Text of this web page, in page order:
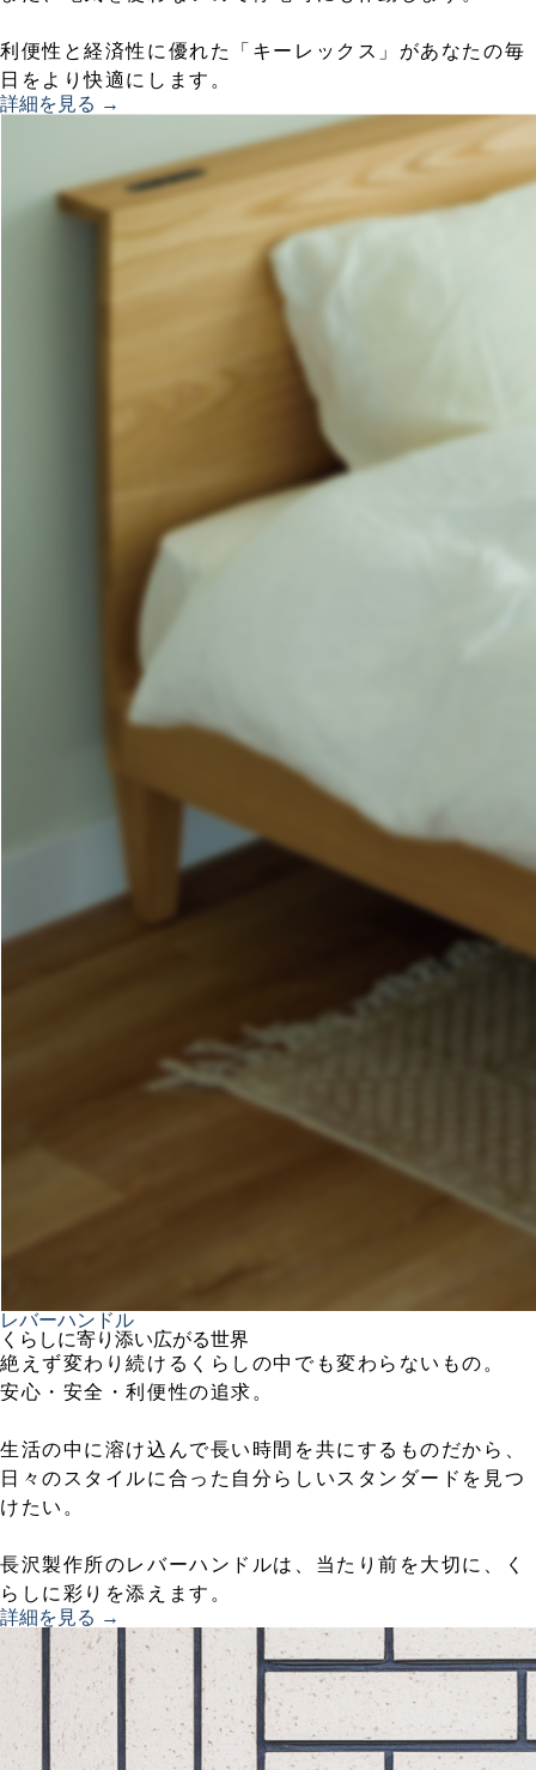
利便性と経済性に優れた「キーレックス」があなたの毎
日をより快適にします。
詳細を見る →
レバーハンドル
くらしに寄り添い広がる世界
絶えず変わり続けるくらしの中でも変わらないもの。
安心・安全・利便性の追求。
生活の中に溶け込んで長い時間を共にするものだから、
日々のスタイルに合った自分らしいスタンダードを見つ
けたい。
長沢製作所のレバーハンドルは、当たり前を大切に、く
らしに彩りを添えます。
詳細を見る →